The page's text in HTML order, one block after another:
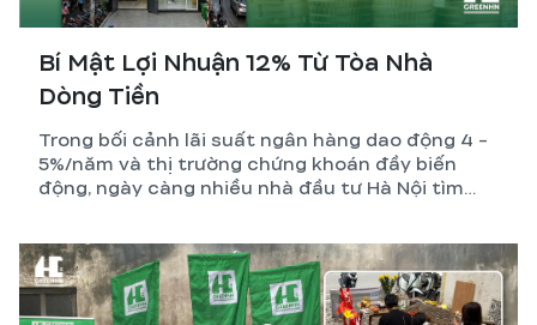
Bí Mật Lợi Nhuận 12% Từ Tòa Nhà
Dòng Tiền
Trong bối cảnh lãi suất ngân hàng dao động 4 -
5%/năm và thị trường chứng khoán đầy biến
động, ngày càng nhiều nhà đầu tư Hà Nội tìm
tiền – CCMN – căn hộ dịch vụ.